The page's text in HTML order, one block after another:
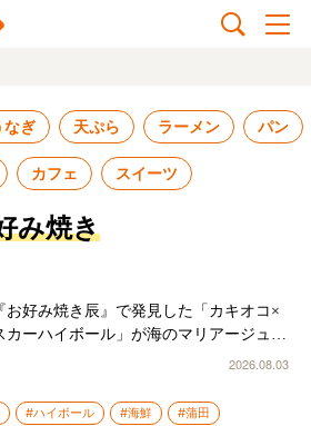
なぎ 天ぷら ラーメン パン
カフェ スイーツ
み焼き
お好み焼き辰』で発見した「カキオコ×
カーハイボール」が海のマリアージュだ
2026.08.03
#ハイボール #海鮮
#蒲田